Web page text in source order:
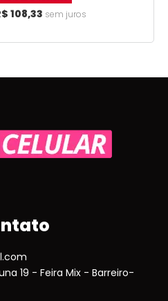
108,33 sem juros
19 - Feira Mix - Barreiro-